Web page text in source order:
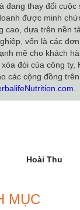
đang thay đổi
được minh
cao, dựa trên nền
vốn là các
mẽ cho khách
đói của công
các cộng đồng
Hoài Thu
MỤC